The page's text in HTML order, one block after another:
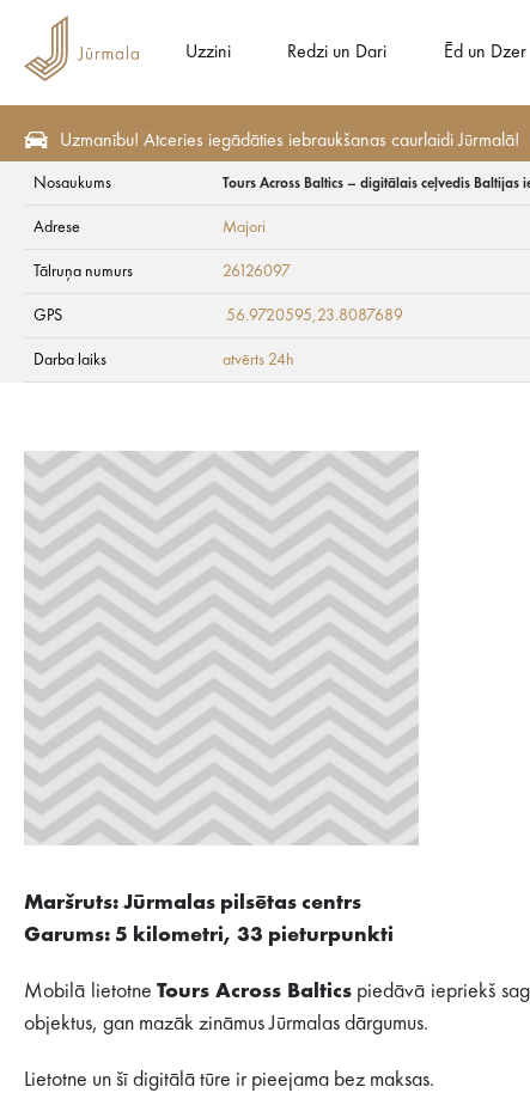
Uzzini Redzi un Dari Ēd un Dzer
Uzmanību! Atceries iegādāties iebraukšanas caurlaidi Jūrmalā!
Digitālās tūres Tours Across Baltics
Tours Across
Nosaukums Tours Across Baltics – digitālais ceļvedis Baltijas
Adrese Majori
Tālruņa numurs 26126097
GPS 56.9720595,23.8087689
Darba laiks atvērts 24h
Maršruts: Jūrmalas pilsētas centrs
Garums: 5 kilometri, 33 pieturpunkti
Mobilā lietotneTours Across Balticspiedāvā iepriekš
objektus, gan mazāk zināmus Jūrmalas dārgumus.
Lietotne un šī digitālā tūre ir pieejama bez maksas.